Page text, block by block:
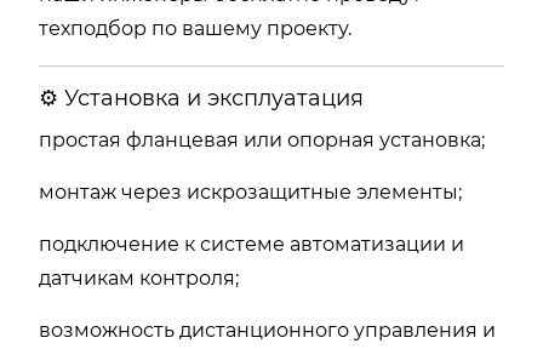
техподбор по вашему проекту.
⚙️ Установка и эксплуатация
простая фланцевая или опорная установка;
монтаж через искрозащитные элементы;
подключение к системе автоматизации и
датчикам контроля;
возможность дистанционного управления и